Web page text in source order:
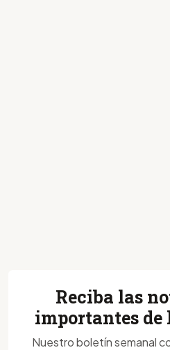
Reciba las
importantes
Nuestro boletín semanal